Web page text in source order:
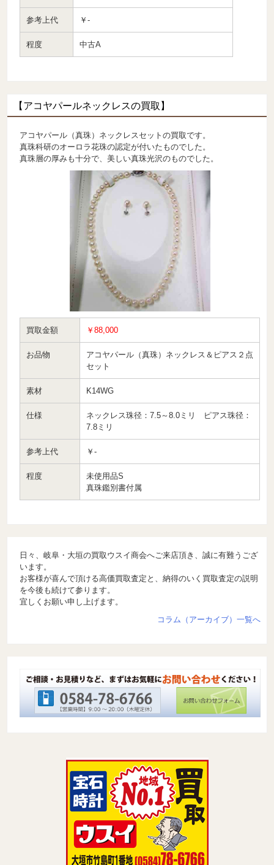
参考上代 ￥-
程度 中古A
【アコヤパールネックレスの買取】
アコヤパール（真珠）ネックレスセットの買取です。
真珠科研のオーロラ花珠の認定が付いたものでした。
真珠層の厚みも十分で、美しい真珠光沢のものでした。
買取金額 ￥88,000
お品物
アコヤパール（真珠）ネックレス＆ピアス２点
セット
素材 K14WG
仕様
ネックレス珠径：7.5～8.0ミリ ピアス珠径：
7.8ミリ
参考上代 ￥-
程度
未使用品S
真珠鑑別書付属
日々、岐阜・大垣の買取ウスイ商会へご来店頂き、誠に有難うござ
います。
お客様が喜んで頂ける高価買取査定と、納得のいく買取査定の説明
を今後も続けて参ります。
宜しくお願い申し上げます。
コラム（アーカイブ）一覧へ